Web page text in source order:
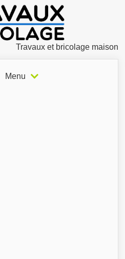
Travaux et bricolage maison
Menu